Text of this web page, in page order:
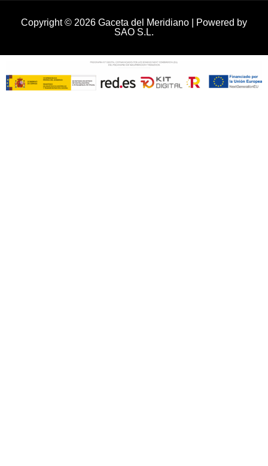
Copyright © 2026 Gaceta del Meridiano | Powered by
SAO S.L.